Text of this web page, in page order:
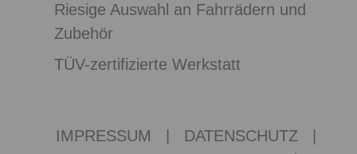
Riesige Auswahl an Fahrrädern und
Zubehör
TÜV-zertifizierte Werkstatt
IMPRESSUM DATENSCHUTZ